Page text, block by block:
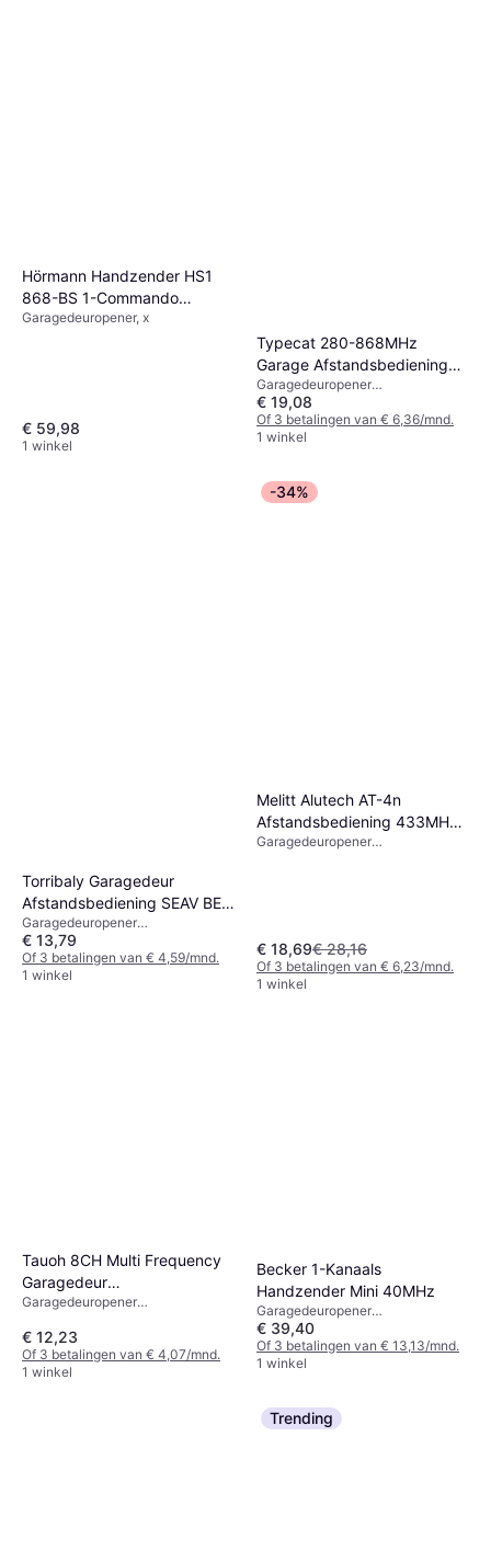
Hörmann Handzender HS1
868-BS 1-Commando
Chroom Zwart
Garagedeuropener, x
€ 59,98
1 winkel
Typecat 280-868MHz
Garage Afstandsbediening
Duplicator Grijs Wit
Garagedeuropener
afstandsbediening, x
€ 19,08
Of 3 betalingen van € 6,36/mnd.
1 winkel
Torribaly Garagedeur
Afstandsbediening SEAV BE-
HAPPY-RS2 RS1 RS3 Zender
433 MHz
Garagedeuropener
afstandsbediening, x
€ 13,79
Of 3 betalingen van € 4,59/mnd.
1 winkel
-34%
Melitt Alutech AT-4n
Afstandsbediening 433MHz
4 Knoppen
Garagedeuropener
€ 18,69€ 28,16
Of 3 betalingen van € 6,23/mnd.
1 winkel
Tauoh 8CH Multi Frequency
Garagedeur
Afstandsbediening 270-
Garagedeuropener
€ 12,23
Of 3 betalingen van € 4,07/mnd.
1 winkel
Becker 1-Kanaals
Handzender Mini 40MHz
Garagedeuropener
afstandsbediening, x
€ 39,40
Of 3 betalingen van € 13,13/mnd.
1 winkel
Trending